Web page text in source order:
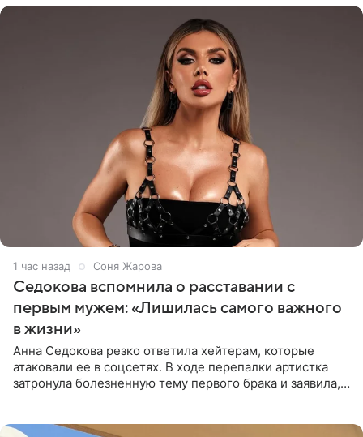
1 час назад Соня Жарова
Седокова вспомнила о расставании с
первым мужем: «Лишилась самого важного
в жизни»
Анна Седокова резко ответила хейтерам, которые
атаковали ее в соцсетях. В ходе перепалки артистка
затронула болезненную тему первого брака и заявила,